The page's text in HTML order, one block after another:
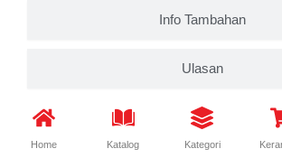
Info Tambahan
Ulasan
Home Katalog Kategori